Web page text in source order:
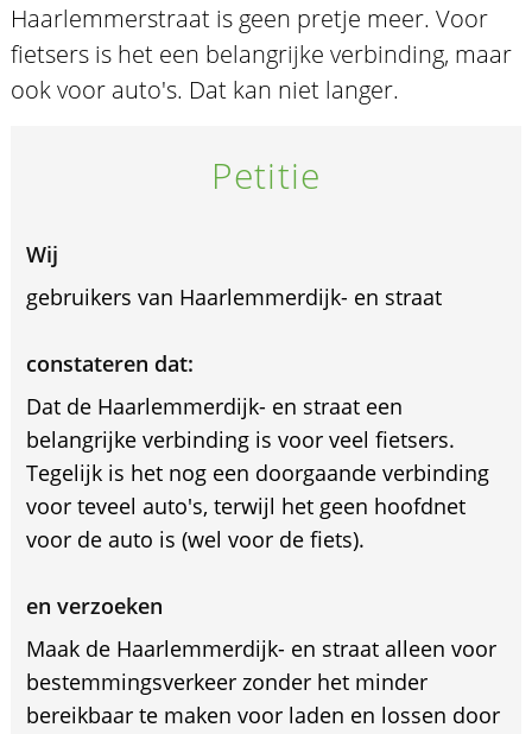
Haarlemmerstraat is geen pretje meer. Voor
fietsers is het een belangrijke verbinding, maar
ook voor auto's. Dat kan niet langer.
Petitie
Wij
gebruikers van Haarlemmerdijk- en straat
constateren dat:
Dat de Haarlemmerdijk- en straat een
belangrijke verbinding is voor veel fietsers.
Tegelijk is het nog een doorgaande verbinding
voor teveel auto's, terwijl het geen hoofdnet
voor de auto is (wel voor de fiets).
en verzoeken
Maak de Haarlemmerdijk- en straat alleen voor
bestemmingsverkeer zonder het minder
bereikbaar te maken voor laden en lossen door